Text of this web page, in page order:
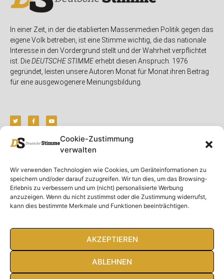
Cookie-Zustimmung
verwalten
Wir verwenden Technologien wie Cookies, um Geräteinformationen zu
speichern und/oder darauf zuzugreifen. Wir tun dies, um das Browsing-
Erlebnis zu verbessern und um (nicht) personalisierte Werbung
anzuzeigen. Wenn du nicht zustimmst oder die Zustimmung widerrufst,
kann dies bestimmte Merkmale und Funktionen beeinträchtigen.
AKZEPTIEREN
ABLEHNEN
In einer Zeit, in der die etablierten Massenmedien Politik gegen das
eigene Volk betreiben, ist eine Stimme wichtig, die das nationale
Interesse in den Vordergrund stellt und der Wahrheit verpflichtet
ist. DieDEUTSCHE STIMMEerhebt diesen Anspruch. 1976
gegründet, leisten unsere Autoren Monat für Monat ihren Beitrag
für eine ausgewogenere Meinungsbildung.
Unser Magazin
Spenden
Ausgaben
DS-TV
Rubriken
Deutschland
Ausland
Gespräch
Feuilleton
Rechtliche Hinweise
Impressum
Datenschutzerklärung